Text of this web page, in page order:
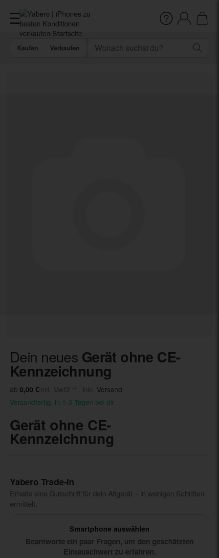
Kaufen Verkaufen
Dein neues Gerät ohne CE-
Kennzeichnung
ab 0,00 €inkl. MwSt.** , inkl. Versand
Versandfertig, in 1-3 Tagen bei dir
Gerät ohne CE-
Kennzeichnung
Yabero Trade‑In
Erhalte eine Gutschrift für dein Altgerät – in wenigen Schritten
ermittelt.
Smartphone auswählen
Beantworte ein paar Fragen, um den geschätzten
Eintauschwert zu erfahren.